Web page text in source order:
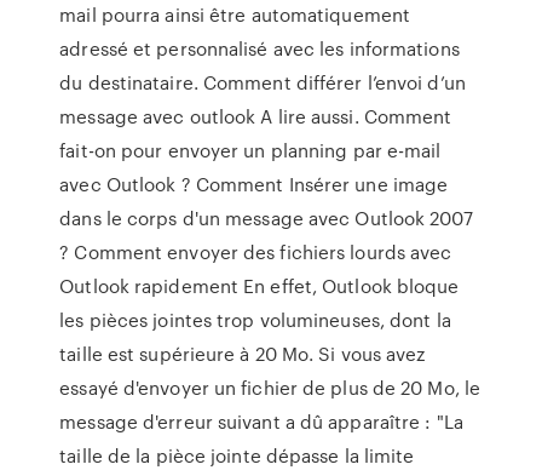
mail pourra ainsi être automatiquement
adressé et personnalisé avec les informations
du destinataire. Comment différer l’envoi d’un
message avec outlook A lire aussi. Comment
fait-on pour envoyer un planning par e-mail
avec Outlook ? Comment Insérer une image
dans le corps d'un message avec Outlook 2007
? Comment envoyer des fichiers lourds avec
Outlook rapidement En effet, Outlook bloque
les pièces jointes trop volumineuses, dont la
taille est supérieure à 20 Mo. Si vous avez
essayé d'envoyer un fichier de plus de 20 Mo, le
message d'erreur suivant a dû apparaître : "La
taille de la pièce jointe dépasse la limite